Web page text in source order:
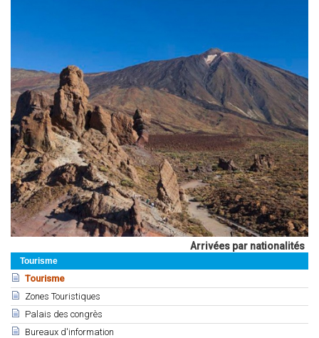
Tourisme
Tourisme
Zones Touristiques
Palais des congrès
Bureaux d'information
Arrivées par nationalités